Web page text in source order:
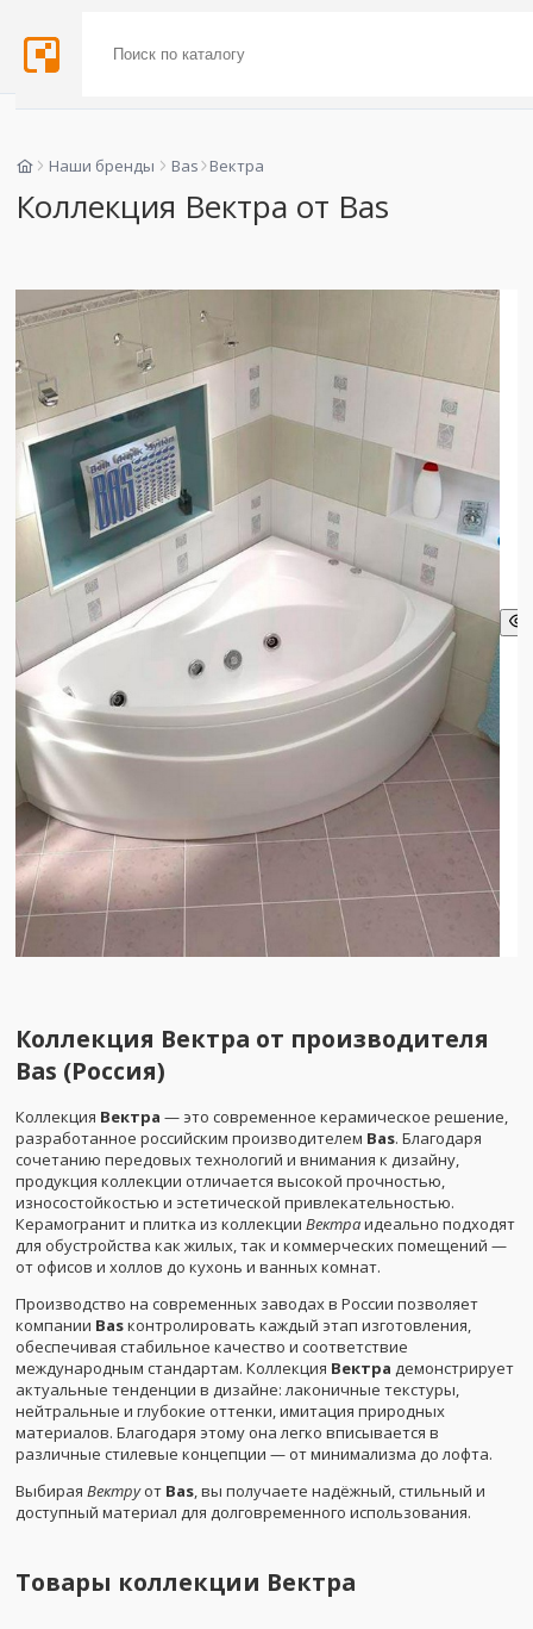
Наши бренды Bas Вектра
Коллекция Вектра от Bas
Коллекция Вектра от производителя
Bas (Россия)
Коллекция Вектра — это современное керамическое решение,
разработанное российским производителем Bas. Благодаря
сочетанию передовых технологий и внимания к дизайну,
продукция коллекции отличается высокой прочностью,
износостойкостью и эстетической привлекательностью.
Керамогранит и плитка из коллекции Вектраидеально подходят
для обустройства как жилых, так и коммерческих помещений —
от офисов и холлов до кухонь и ванных комнат.
Производство на современных заводах в России позволяет
компании Basконтролировать каждый этап изготовления,
обеспечивая стабильное качество и соответствие
международным стандартам. Коллекция Вектра демонстрирует
актуальные тенденции в дизайне: лаконичные текстуры,
нейтральные и глубокие оттенки, имитация природных
материалов. Благодаря этому она легко вписывается в
различные стилевые концепции — от минимализма до лофта.
Выбирая Вектруот Bas, вы получаете надёжный, стильный и
доступный материал для долговременного использования.
Товары коллекции Вектра